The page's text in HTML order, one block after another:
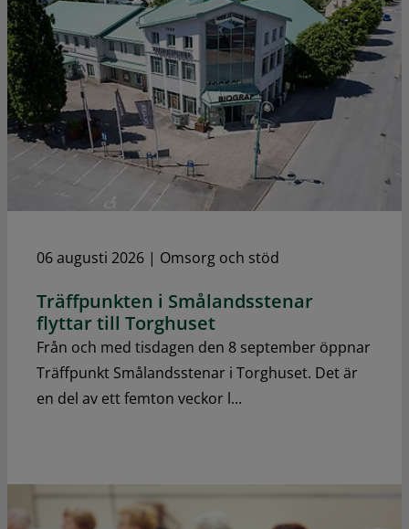
06 augusti 2026 | Omsorg och stöd
Träffpunkten i Smålandsstenar
flyttar till Torghuset
Från och med tisdagen den 8 september öppnar
Träffpunkt Smålandsstenar i Torghuset. Det är
en del av ett femton veckor l...